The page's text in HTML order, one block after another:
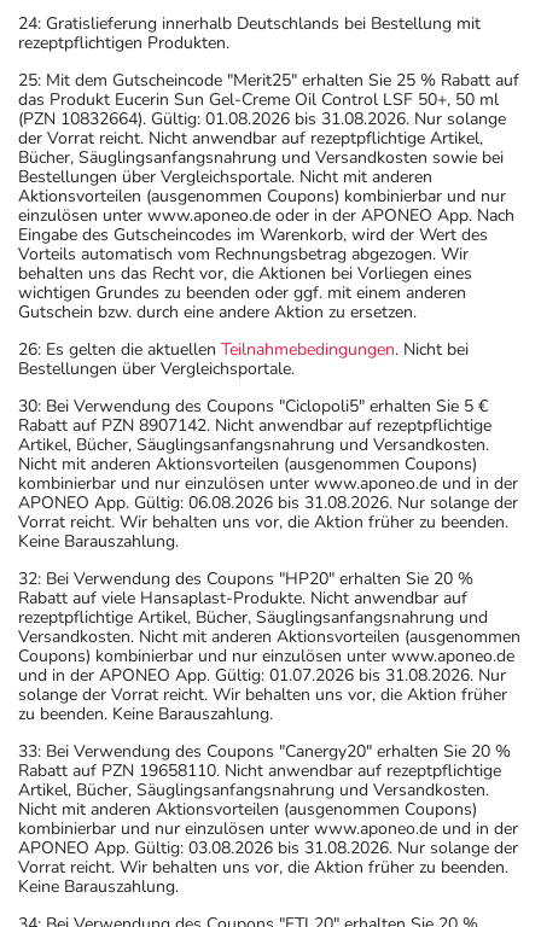
24: Gratislieferung innerhalb Deutschlands bei Bestellung mit
rezeptpflichtigen Produkten.
25: Mit dem Gutscheincode "Merit25" erhalten Sie 25 % Rabatt auf
das Produkt Eucerin Sun Gel-Creme Oil Control LSF 50+, 50 ml
(PZN 10832664). Gültig: 01.08.2026 bis 31.08.2026. Nur solange
der Vorrat reicht. Nicht anwendbar auf rezeptpflichtige Artikel,
Bücher, Säuglingsanfangsnahrung und Versandkosten sowie bei
Bestellungen über Vergleichsportale. Nicht mit anderen
Aktionsvorteilen (ausgenommen Coupons) kombinierbar und nur
einzulösen unter www.aponeo.de oder in der APONEO App. Nach
Eingabe des Gutscheincodes im Warenkorb, wird der Wert des
Vorteils automatisch vom Rechnungsbetrag abgezogen. Wir
behalten uns das Recht vor, die Aktionen bei Vorliegen eines
wichtigen Grundes zu beenden oder ggf. mit einem anderen
Gutschein bzw. durch eine andere Aktion zu ersetzen.
26: Es gelten die aktuellen Teilnahmebedingungen. Nicht bei
Bestellungen über Vergleichsportale.
30: Bei Verwendung des Coupons "Ciclopoli5" erhalten Sie 5 €
Rabatt auf PZN 8907142. Nicht anwendbar auf rezeptpflichtige
Artikel, Bücher, Säuglingsanfangsnahrung und Versandkosten.
Nicht mit anderen Aktionsvorteilen (ausgenommen Coupons)
kombinierbar und nur einzulösen unter www.aponeo.de und in der
APONEO App. Gültig: 06.08.2026 bis 31.08.2026. Nur solange der
Vorrat reicht. Wir behalten uns vor, die Aktion früher zu beenden.
Keine Barauszahlung.
32: Bei Verwendung des Coupons "HP20" erhalten Sie 20 %
Rabatt auf viele Hansaplast-Produkte. Nicht anwendbar auf
rezeptpflichtige Artikel, Bücher, Säuglingsanfangsnahrung und
Versandkosten. Nicht mit anderen Aktionsvorteilen (ausgenommen
Coupons) kombinierbar und nur einzulösen unter www.aponeo.de
und in der APONEO App. Gültig: 01.07.2026 bis 31.08.2026. Nur
solange der Vorrat reicht. Wir behalten uns vor, die Aktion früher
zu beenden. Keine Barauszahlung.
33: Bei Verwendung des Coupons "Canergy20" erhalten Sie 20 %
Rabatt auf PZN 19658110. Nicht anwendbar auf rezeptpflichtige
Artikel, Bücher, Säuglingsanfangsnahrung und Versandkosten.
Nicht mit anderen Aktionsvorteilen (ausgenommen Coupons)
kombinierbar und nur einzulösen unter www.aponeo.de und in der
APONEO App. Gültig: 03.08.2026 bis 31.08.2026. Nur solange der
Vorrat reicht. Wir behalten uns vor, die Aktion früher zu beenden.
Keine Barauszahlung.